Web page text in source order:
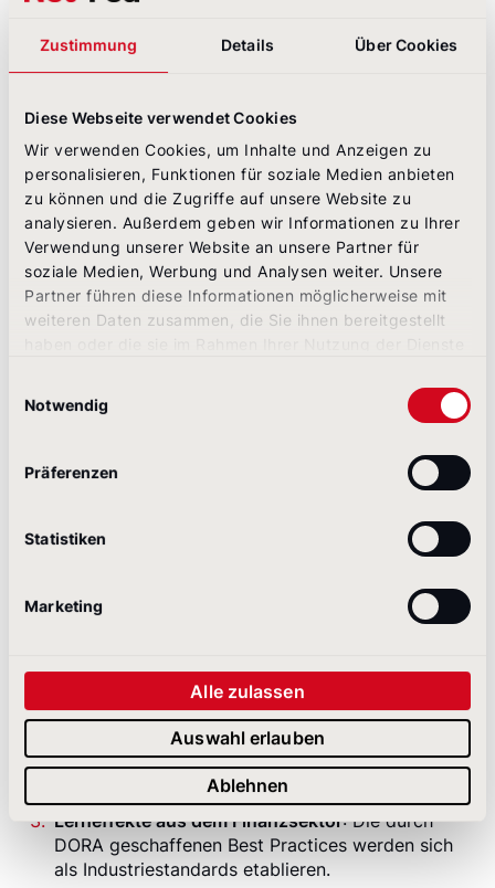
Zustimmung Details Über Cookies
Diese Webseite verwendet Cookies
Wir verwenden Cookies, um Inhalte und Anzeigen zu
personalisieren, Funktionen für soziale Medien anbieten
zu können und die Zugriffe auf unsere Website zu
analysieren. Außerdem geben wir Informationen zu Ihrer
Verwendung unserer Website an unsere Partner für
soziale Medien, Werbung und Analysen weiter. Unsere
Partner führen diese Informationen möglicherweise mit
weiteren Daten zusammen, die Sie ihnen bereitgestellt
Notwendig
Präferenzen
Statistiken
Marketing
Alle zulassen
Auswahl erlauben
Ablehnen
diese verschiedenen Informationsebenen
strukturiert abbilden.
Kommunikationsmaßnahmen
Dokumentationspflicht unter DORA erstreckt
sich auch auf die Krisenkommunikation.
Darksites bieten die Möglichkeit, alle
kommunikativen Maßnahmen nachvollziehbar zu
dokumentieren.
Integration in das Gesamtkonzept der digitalen
Resilienz: Eine Darksite ist nicht isoliert zu
betrachten, sondern Teil des gesamten digitalen
Darksites über den Finanzsektor hinaus
gilt: Was DORA für Banken verpflichtend macht,
wird zunehmend zum Qualitätsstandard in allen
Steigende Erwartungen an Krisenmanagement
definiert hier neue Benchmarks.
Wettbewerbsvorteil: Unternehmen, die DORA-
ähnliche Standards freiwillig implementieren,
signalisieren Professionalität und
Verantwortungsbewusstsein.
Lerneffekte aus dem Finanzsektor: Die durch
DORA geschaffenen Best Practices werden sich
als Industriestandards etablieren.